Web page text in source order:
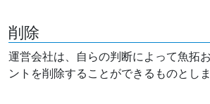
削除
運営会社は、自らの判断によって魚拓
ントを削除することができるものとしま